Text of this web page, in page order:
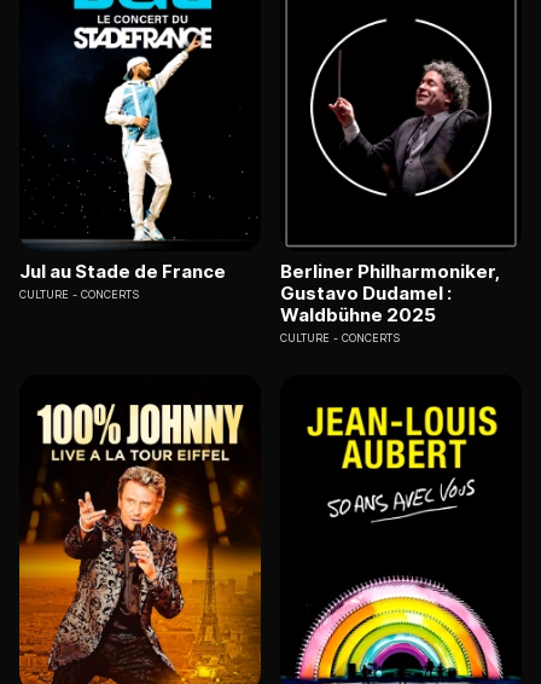
Jul au Stade de France
CULTURE CONCERTS
Berliner Philharmoniker,
Gustavo Dudamel :
Waldbühne 2025
CULTURE CONCERTS